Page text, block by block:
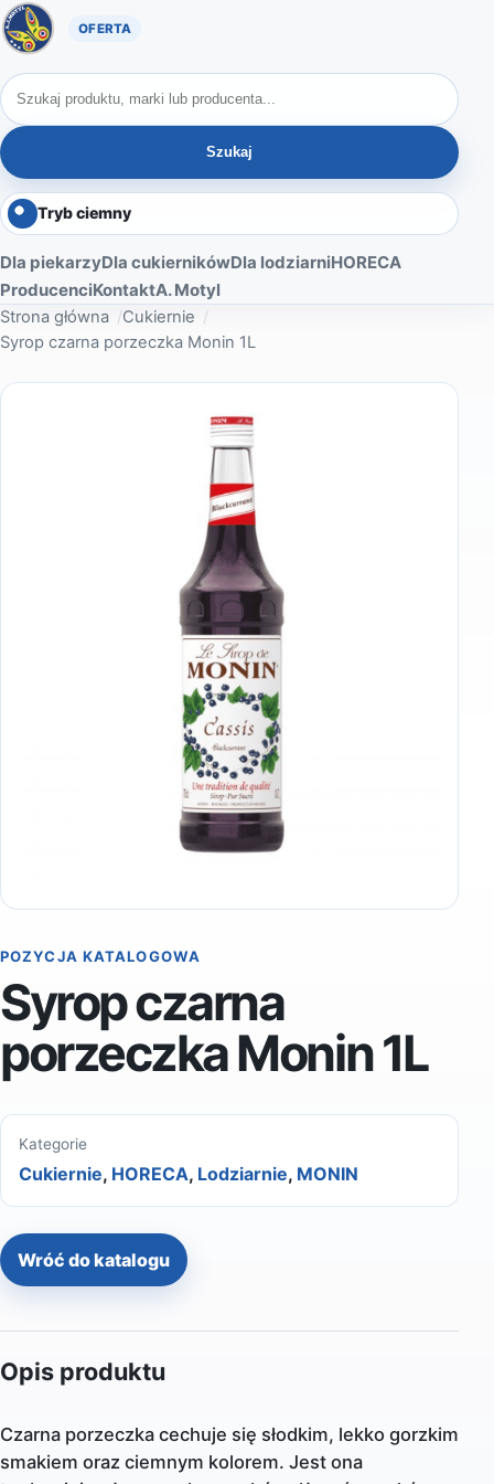
Oferta A. Motyl
Szukaj produktów
Szukaj
Tryb ciemny
Dla piekarzyDla cukiernikówDla lodziarniHORECA
ProducenciKontaktA. Motyl
Strona główna
Cukiernie
Syrop czarna porzeczka Monin 1L
POZYCJA KATALOGOWA
Syrop czarna
porzeczka Monin 1L
Kategorie
Cukiernie, HORECA, Lodziarnie, MONIN
Wróć do katalogu
Opis produktu
Czarna porzeczka cechuje się słodkim, lekko gorzkim
smakiem oraz ciemnym kolorem. Jest ona